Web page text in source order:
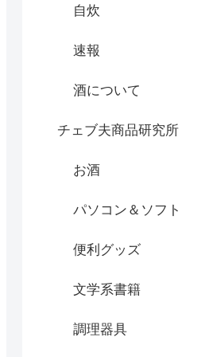
自炊
速報
酒について
チェブ夫商品研究所
お酒
パソコン＆ソフト
便利グッズ
文学系書籍
調理器具